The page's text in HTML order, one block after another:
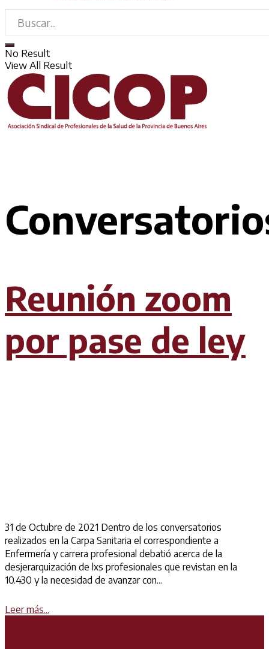
No Result
View All Result
Reunión zoom
por pase de ley
31 de Octubre de 2021 Dentro de los conversatorios
realizados en la Carpa Sanitaria el correspondiente a
Enfermería y carrera profesional debatió acerca de la
desjerarquización de lxs profesionales que revistan en la
10.430 y la necesidad de avanzar con...
Leer más...